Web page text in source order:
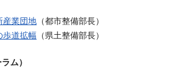
産業団地 （都市整備部長）
歩道拡幅 （県土整備部長）
ム）